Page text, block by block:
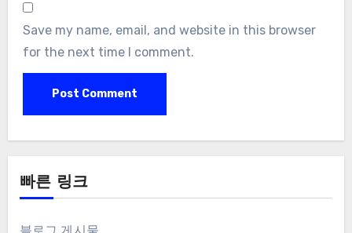
Save my name, email, and website in this browser
for the next time I comment.
빠른 링크